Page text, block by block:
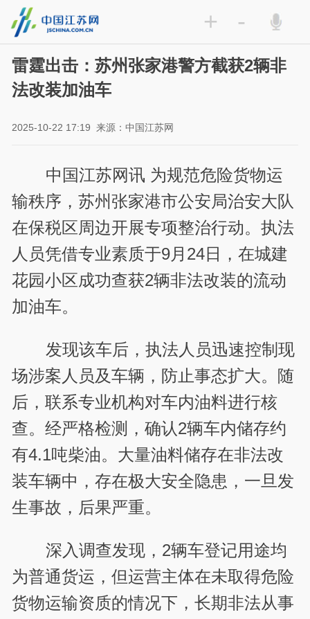
+ -
雷霆出击：苏州张家港警方截获2辆非
法改装加油车
2025-10-22 17:19 来源：中国江苏网
中国江苏网讯 为规范危险货物运
输秩序，苏州张家港市公安局治安大队
在保税区周边开展专项整治行动。执法
人员凭借专业素质于9月24日，在城建
花园小区成功查获2辆非法改装的流动
加油车。
发现该车后，执法人员迅速控制现
场涉案人员及车辆，防止事态扩大。随
后，联系专业机构对车内油料进行核
查。经严格检测，确认2辆车内储存约
有4.1吨柴油。大量油料储存在非法改
装车辆中，存在极大安全隐患，一旦发
生事故，后果严重。
深入调查发现，2辆车登记用途均
为普通货运，但运营主体在未取得危险
货物运输资质的情况下，长期非法从事